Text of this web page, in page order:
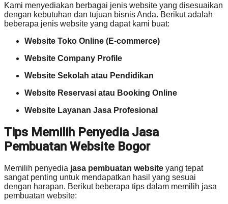
Kami menyediakan berbagai jenis website yang disesuaikan
dengan kebutuhan dan tujuan bisnis Anda. Berikut adalah
beberapa jenis website yang dapat kami buat:
Website Toko Online (E-commerce)
Website Company Profile
Website Sekolah atau Pendidikan
Website Reservasi atau Booking Online
Website Layanan Jasa Profesional
Tips Memilih Penyedia Jasa
Pembuatan Website Bogor
Memilih penyedia jasa pembuatan website yang tepat
sangat penting untuk mendapatkan hasil yang sesuai
dengan harapan. Berikut beberapa tips dalam memilih jasa
pembuatan website: